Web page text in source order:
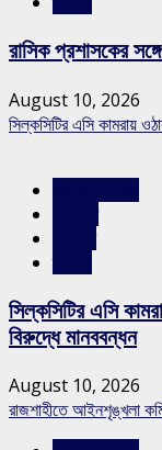
রাসিক প্রশাসকের সঙ্গে
August 10, 2026
সিল্কসিটির এসি কামরায়
সিল্কসিটির এসি
বিরুদ্ধে মানববন্ধন
August 10, 2026
রাজশাহীতে আইনশৃঙ্খলা